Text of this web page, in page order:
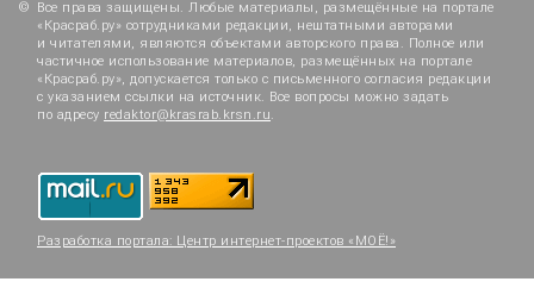
Все права защищены. Любые материалы, размещённые на портале
«Красраб.ру» сотрудниками редакции, нештатными авторами
и читателями, являются объектами авторского права. Полное или
частичное использование материалов, размещённых на портале
«Красраб.ру», допускается только с письменного согласия редакции
с указанием ссылки на источник. Все вопросы можно задать
по адресу redaktor@krasrab.krsn.ru.
Разработка портала: Центр интернет-проектов «МОЁ!»